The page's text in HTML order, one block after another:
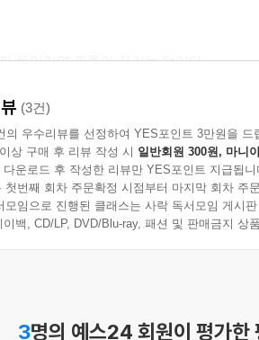
들어가면 필름이 끊기는 탓이다.
신이 잠깐 정신 줄을 놓은 사이 오늘 아
낙인 술을 거부하지 못해 언제나 다이어
유지하는 봉실.
가 원래 회식 다음 날에는 지각을 밥 먹
세상 속이라고 해도 그건 좀.
(3건)
의 우수리뷰를 선정하여 YES포인트 3만원을 드
상 구매 후 리뷰 작성 시 일반회원 300원, 마니
다운로드 후 작성한 리뷰만 YES포인트 지급됩니
첫번째 회차 주문확정 시점부터 마지막 회차 주
모임으로 진행된 클래스는 사락 독서모임 게시
이백, CD/LP, DVD/Blu-ray, 패션 및 판매금지 상
3명의 예스24 회원이 평가한